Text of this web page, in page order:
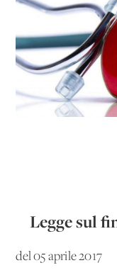
Legge sul
del 05 aprile 2017